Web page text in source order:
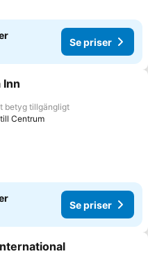
Se priser
till i Mina Favoriter
Inn
betyg tillgängligt
Centrum
Se priser
till i Mina Favoriter